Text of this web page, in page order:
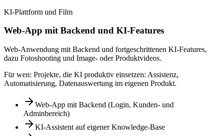
KI-Plattform und Film
Web-App mit Backend und KI-Features
Web-Anwendung mit Backend und fortgeschrittenen KI-Features,
dazu Fotoshooting und Image- oder Produktvideos.
Für wen: Projekte, die KI produktiv einsetzen: Assistenz,
Automatisierung, Datenauswertung im eigenen Produkt.
Web-App mit Backend (Login, Kunden- und
Adminbereich)
KI-Assistent auf eigener Knowledge-Base